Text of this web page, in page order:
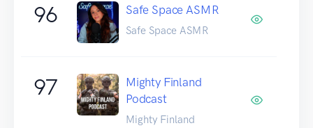
96 Safe Space ASMR
Safe Space ASMR
97
Mighty Finland
Podcast
Mighty Finland